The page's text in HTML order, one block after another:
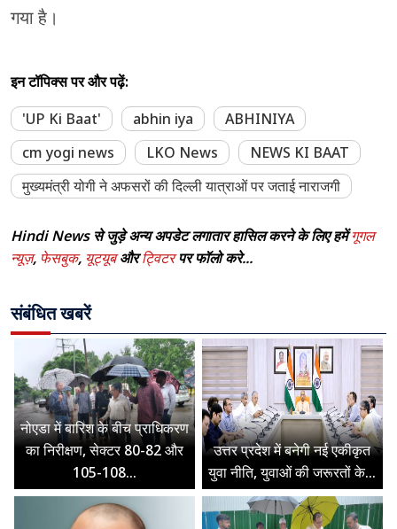
गया है।
इन टॉपिक्स पर और पढ़ें:
'UP Ki Baat'
abhin iya
ABHINIYA
cm yogi news
LKO News
NEWS KI BAAT
मुख्यमंत्री योगी ने अफसरों की दिल्ली यात्राओं पर जताई नाराजगी
Hindi News से जुड़े अन्य अपडेट लगातार हासिल करने के लिए हमेंगूगल
न्यूज़, फेसबुक, यूट्यूबऔरट्विटरपर फॉलो करे...
संबंधित खबरें
नोएडा में बारिश के बीच प्राधिकरण
का निरीक्षण, सेक्टर 80-82 और
105-108...
उत्तर प्रदेश में बनेगी नई एकीकृत
युवा नीति, युवाओं की जरूरतों के...